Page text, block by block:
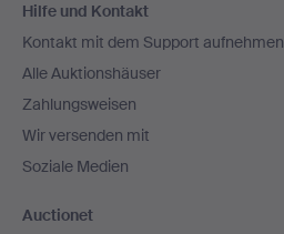
Navigation
Hilfe und Kontakt
Kontakt mit dem Support aufnehmen
Alle Auktionshäuser
Zahlungsweisen
Wir versenden mit
Soziale Medien
Auctionet